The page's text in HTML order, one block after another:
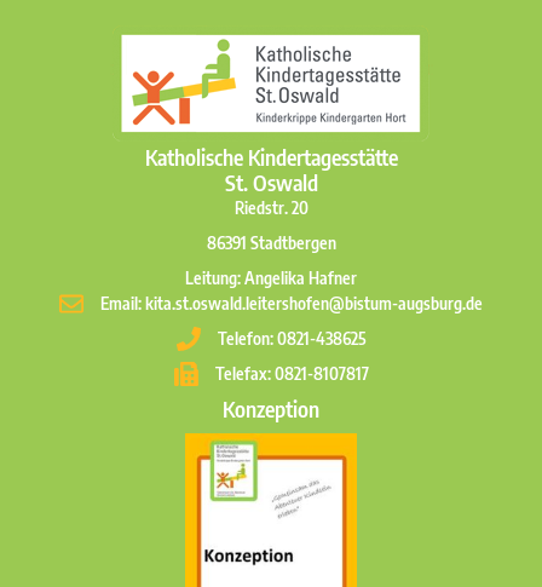
Katholische Kindertagesstätte
St. Oswald
Riedstr. 20
86391 Stadtbergen
Leitung: Angelika Hafner
Email: kita.st.oswald.leitershofen@bistum-augsburg.de
Telefon: 0821-438625
Telefax: 0821-8107817
Konzeption